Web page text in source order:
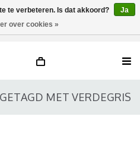
MET VERDEGRIS
te verbeteren. Is dat akkoord?
Ja
over cookies »